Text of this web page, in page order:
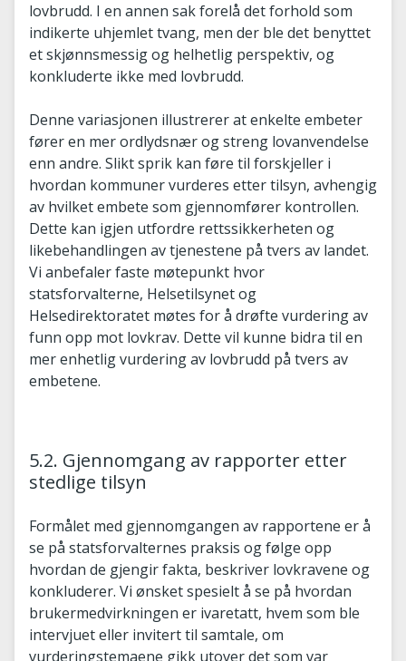
lovbrudd. I en annen sak forelå det forhold som
indikerte uhjemlet tvang, men der ble det benyttet
et skjønnsmessig og helhetlig perspektiv, og
konkluderte ikke med lovbrudd.
Denne variasjonen illustrerer at enkelte embeter
fører en mer ordlydsnær og streng lovanvendelse
enn andre. Slikt sprik kan føre til forskjeller i
hvordan kommuner vurderes etter tilsyn, avhengig
av hvilket embete som gjennomfører kontrollen.
Dette kan igjen utfordre rettssikkerheten og
likebehandlingen av tjenestene på tvers av landet.
Vi anbefaler faste møtepunkt hvor
statsforvalterne, Helsetilsynet og
Helsedirektoratet møtes for å drøfte vurdering av
funn opp mot lovkrav. Dette vil kunne bidra til en
mer enhetlig vurdering av lovbrudd på tvers av
embetene.
5.2. Gjennomgang av rapporter etter
stedlige tilsyn
Formålet med gjennomgangen av rapportene er å
se på statsforvalternes praksis og følge opp
hvordan de gjengir fakta, beskriver lovkravene og
konkluderer. Vi ønsket spesielt å se på hvordan
brukermedvirkningen er ivaretatt, hvem som ble
intervjuet eller invitert til samtale, om
vurderingstemaene gikk utover det som var